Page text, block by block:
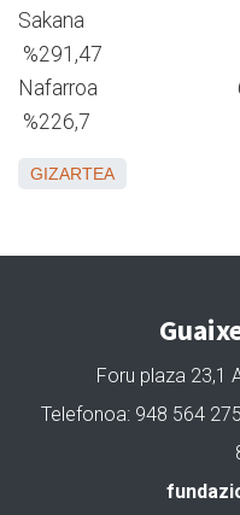
Sakana
%291,47
Nafarroa
%226,7
GIZARTEA
Foru plaza 23,1
Telefonoa: 948 564